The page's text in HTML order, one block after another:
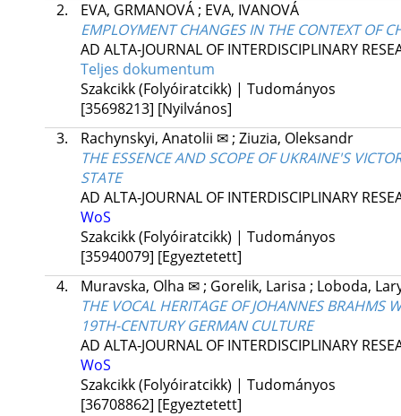
2.
EVA, GRMANOVÁ; EVA, IVANOVÁ
EMPLOYMENT CHANGES IN THE CONTEXT OF
AD ALTA-JOURNAL OF INTERDISCIPLINARY
Teljes dokumentum
Szakcikk (Folyóiratcikk) | Tudományos
[35698213] [Nyilvános]
3.
Rachynskyi, Anatolii ✉; Ziuzia, Oleksandr
THE ESSENCE AND SCOPE OF UKRAINE'S
STATE
AD ALTA-JOURNAL OF INTERDISCIPLINARY
WoS
Szakcikk (Folyóiratcikk) | Tudományos
[35940079] [Egyeztetett]
4.
Muravska, Olha ✉; Gorelik, Larisa ; Loboda,
THE VOCAL HERITAGE OF JOHANNES BRAHMS
19TH-CENTURY GERMAN CULTURE
AD ALTA-JOURNAL OF INTERDISCIPLINARY
WoS
Szakcikk (Folyóiratcikk) | Tudományos
[36708862] [Egyeztetett]